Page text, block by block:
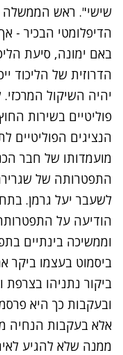
שישי". ראש הממשלה
הדיפלומטי הבכיר -
באם ימונה, סיעת
הדרוזית של הליכוד
יהיה השיקול המרכזי.
פוליטיים בשירות
הנציגים הפוליטיים
מועמדותו של חבר
התפטרותה של
לשעבר יעל גרמן.
הודיעה על
וממשיכה בינתיים
ביסמוט בעצמו
ביקור נתניהו בצרפת
ובעקבות כך היא
אלא בעקבות הנחיה
ממנה שלא להגיע